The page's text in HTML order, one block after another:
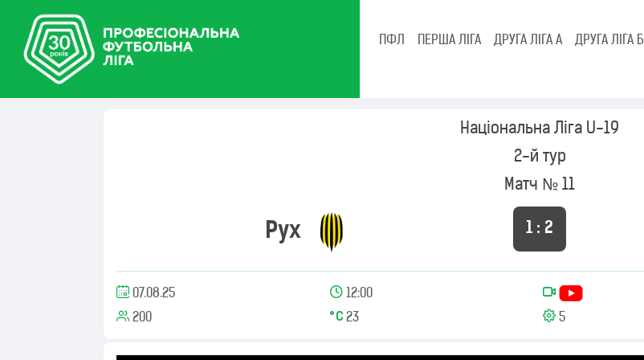
ПФЛ ПЕРША ЛІГА ДРУГА ЛІГА А ДРУГА ЛІГА Б
Національна Ліга U-19
2-й тур
Матч № 11
Рух 1 : 2
07.08.25 12:00
200
23 5